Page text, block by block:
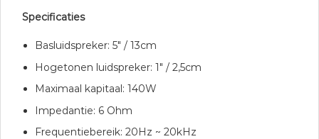
Specificaties
Basluidspreker: 5″ / 13cm
Hogetonen luidspreker: 1″ / 2,5cm
Maximaal kapitaal: 140W
Impedantie: 6 Ohm
Frequentiebereik: 20Hz ~ 20kHz